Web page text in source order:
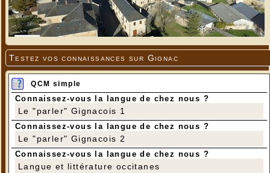
Testez vos connaissances sur Gignac
QCM simple
Connaissez-vous la langue de chez nous ?
Le "parler" Gignacois 1
Connaissez-vous la langue de chez nous ?
Le "parler" Gignacois 2
Connaissez-vous la langue de chez nous ?
Langue et littérature occitanes